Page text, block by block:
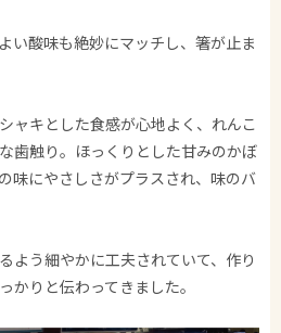
い酸味も絶妙にマッチし、箸が止ま
ャキとした食感が心地よく、れんこ
歯触り。ほっくりとした甘みのかぼ
味にやさしさがプラスされ、味のバ
よう細やかに工夫されていて、作り
かりと伝わってきました。